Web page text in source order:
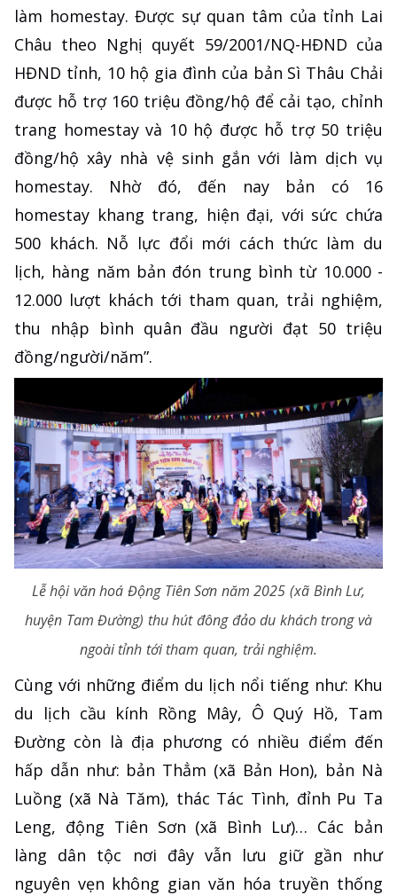
làm homestay. Được sự quan tâm của tỉnh Lai
Châu theo Nghị quyết 59/2001/NQ-HĐND của
HĐND tỉnh, 10 hộ gia đình của bản Sì Thâu Chải
được hỗ trợ 160 triệu đồng/hộ để cải tạo, chỉnh
trang homestay và 10 hộ được hỗ trợ 50 triệu
đồng/hộ xây nhà vệ sinh gắn với làm dịch vụ
homestay. Nhờ đó, đến nay bản có 16
homestay khang trang, hiện đại, với sức chứa
500 khách. Nỗ lực đổi mới cách thức làm du
lịch, hàng năm bản đón trung bình từ 10.000 -
12.000 lượt khách tới tham quan, trải nghiệm,
thu nhập bình quân đầu người đạt 50 triệu
đồng/người/năm”.
Lễ hội văn hoá Động Tiên Sơn năm 2025 (xã Bình Lư,
huyện Tam Đường) thu hút đông đảo du khách trong và
ngoài tỉnh tới tham quan, trải nghiệm.
Cùng với những điểm du lịch nổi tiếng như: Khu
du lịch cầu kính Rồng Mây, Ô Quý Hồ, Tam
Đường còn là địa phương có nhiều điểm đến
hấp dẫn như: bản Thẳm (xã Bản Hon), bản Nà
Luồng (xã Nà Tăm), thác Tác Tình, đỉnh Pu Ta
Leng, động Tiên Sơn (xã Bình Lư)… Các bản
làng dân tộc nơi đây vẫn lưu giữ gần như
nguyên vẹn không gian văn hóa truyền thống